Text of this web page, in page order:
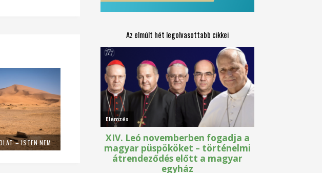
#CSAKEGYGONDOLAT – ISTEN NEM SZÁMONKÉRÉSSEL ÉRKEZIK AZ ÉLETÜNKBE
Az elmúlt hét legolvasottabb cikkei